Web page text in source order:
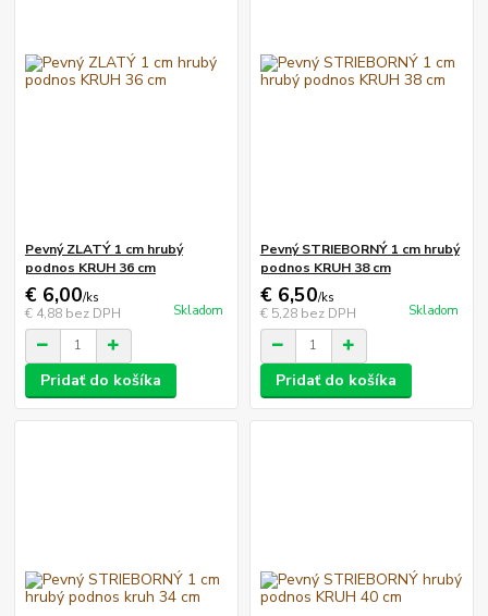
Pevný ZLATÝ 1 cm hrubý
podnos KRUH 36 cm
€ 6,00/ks
€ 4,88 bez DPH Skladom
Pridať do košíka
Pevný STRIEBORNÝ 1 cm hrubý
podnos KRUH 38 cm
€ 6,50/ks
€ 5,28 bez DPH Skladom
Pridať do košíka